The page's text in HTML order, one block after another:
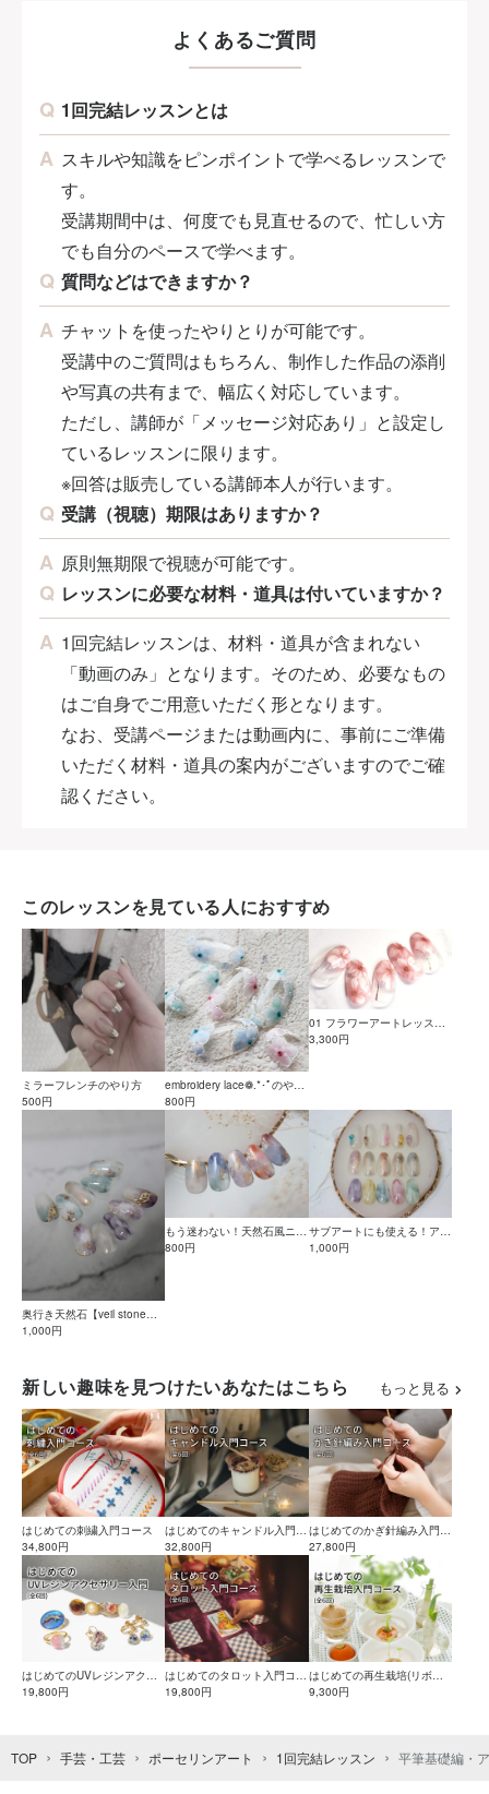
よくあるご質問
1回完結レッスンとは
スキルや知識をピンポイントで学べるレッスンで
す。
受講期間中は、何度でも見直せるので、忙しい方
でも自分のペースで学べます。
質問などはできますか？
チャットを使ったやりとりが可能です。
受講中のご質問はもちろん、制作した作品の添削
や写真の共有まで、幅広く対応しています。
ただし、講師が「メッセージ対応あり」と設定し
ているレッスンに限ります。
※回答は販売している講師本人が行います。
受講（視聴）期限はありますか？
原則無期限で視聴が可能です。
レッスンに必要な材料・道具は付いていますか？
1回完結レッスンは、材料・道具が含まれない
「動画のみ」となります。そのため、必要なもの
はご自身でご用意いただく形となります。
なお、受講ページまたは動画内に、事前にご準備
いただく材料・道具の案内がございますのでご確
認ください。
このレッスンを見ている人におすすめ
ミラーフレンチのやり方
500円
embroidery lace❁.*･ﾟのやり
方
800円
01 フラワーアートレッスン
(基礎)♡美しい動きのある花
びらを描きましょう
3,300円
奥行き天然石【veil stone】
の作り方
1,000円
もう迷わない！天然石風ニュ
アンスネイルアートのバリエ
800円
サブアートにも使える！アー
ト3種の作り方
1,000円
新しい趣味を見つけたいあなたはこちら もっと見る
はじめての刺繍入門コース
34,800円
はじめてのキャンドル入門コ
ース
32,800円
はじめてのかぎ針編み入門コ
ース
27,800円
はじめてのUVレジンアクセ
サリー入門コース
19,800円
はじめてのタロット入門コー
ス
19,800円
はじめての再生栽培(リボベ
ジ)入門コース
9,300円
TOP 手芸・工芸 ポーセリンアート 1回完結レッスン 平筆基礎編・